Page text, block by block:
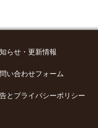
らせ・更新情報
い合わせフォーム
とプライバシーポリシー